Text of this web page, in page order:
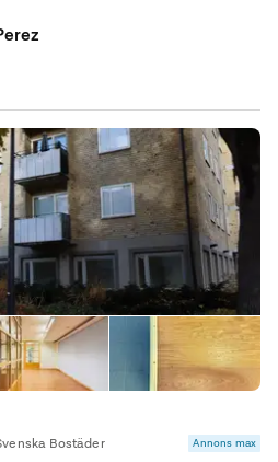
– underlättar barn- och
-
Bostäder Annons max